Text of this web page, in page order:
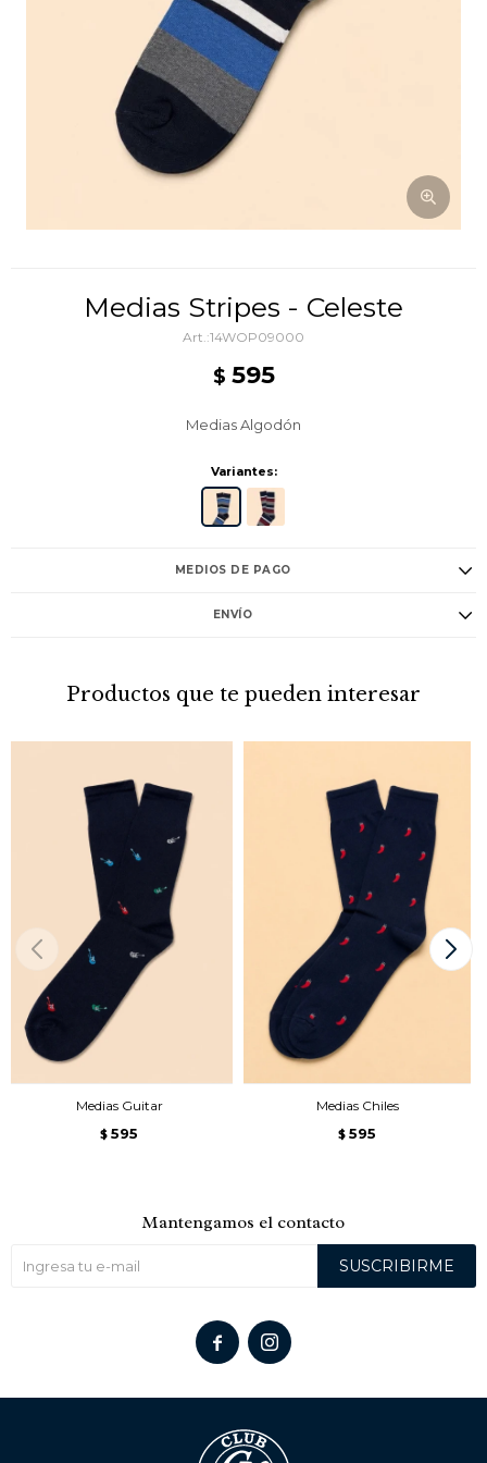
Medias Stripes - Celeste
14WOP09000
$ 595
Medias Algodón
Variantes:
MEDIOS DE PAGO
ENVÍO
Productos que te pueden interesar
Medias Guitar
$ 595
Medias Chiles
$ 595
Mantengamos el contacto
SUSCRIBIRME
 